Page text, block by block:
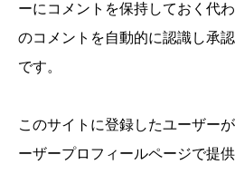
ーにコメントを保持しておく代
のコメントを自動的に認識し承
です。
このサイトに登録したユーザー
ーザープロフィールページで提